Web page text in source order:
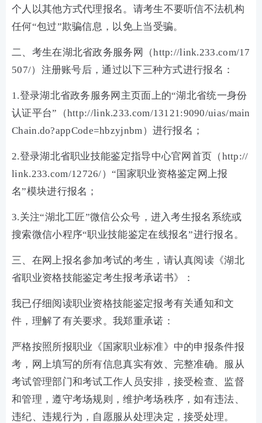
个人以其他方式代理报名。请考生不要听信不法机构
任何“包过”欺骗信息，以免上当受骗。
二、考生在湖北省政务服务网（http://link.233.com/17
507/）注册账号后，通过以下三种方式进行报名：
1.登录湖北省政务服务网主页面上的“湖北省统一身份
认证平台”（http://link.233.com/13121:9090/uias/main
Chain.do?appCode=hbzyjnbm）进行报名；
2.登录湖北省职业技能鉴定指导中心官网首页（http://
link.233.com/12726/）“国家职业资格鉴定网上报
名”模块进行报名；
3.关注“湖北工匠”微信公众号，进入考生报名系统或
搜索微信小程序“职业技能鉴定在线报名”进行报名。
三、在网上报名参加考试的考生，请认真阅读《湖北
省职业资格技能鉴定考生报考承诺书》：
我已仔细阅读职业资格技能鉴定报考有关通知和文
件，理解了有关要求。我郑重承诺：
严格按照所报职业《国家职业标准》中的申报条件报
考，网上填写的所有信息真实有效、完整准确。服从
考试管理部门和考试工作人员安排，接受检查、监督
和管理，遵守考场规则，维护考场秩序，如有违法、
违纪、违规行为，自愿服从处理决定，接受处理。